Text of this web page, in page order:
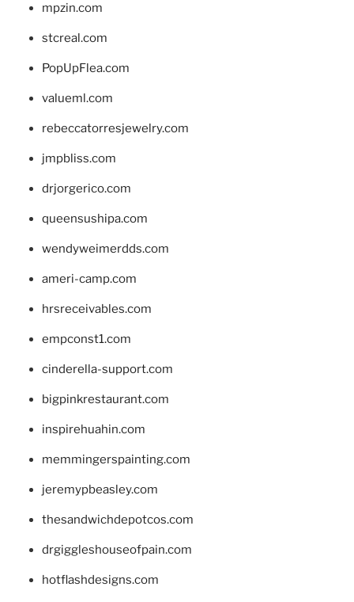
mpzin.com
stcreal.com
PopUpFlea.com
valueml.com
rebeccatorresjewelry.com
jmpbliss.com
drjorgerico.com
queensushipa.com
wendyweimerdds.com
ameri-camp.com
hrsreceivables.com
empconst1.com
cinderella-support.com
bigpinkrestaurant.com
inspirehuahin.com
memmingerspainting.com
jeremypbeasley.com
thesandwichdepotcos.com
drgiggleshouseofpain.com
hotflashdesigns.com